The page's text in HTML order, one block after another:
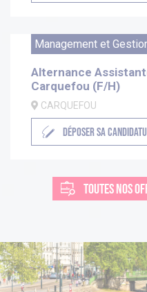
Management et
Alternance
Carquefou (F/H)
CARQUEFOU
DÉPOSER SA
TOUTES NOS